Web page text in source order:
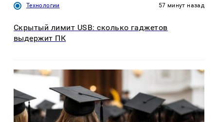
Технологии 57 минут назад
Скрытый лимит USB: сколько гаджетов
выдержит ПК